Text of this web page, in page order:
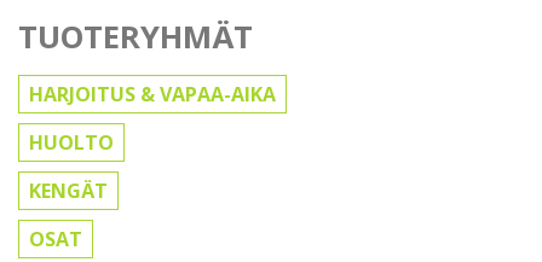
TUOTERYHMÄT
HARJOITUS & VAPAA-AIKA
HUOLTO
KENGÄT
OSAT